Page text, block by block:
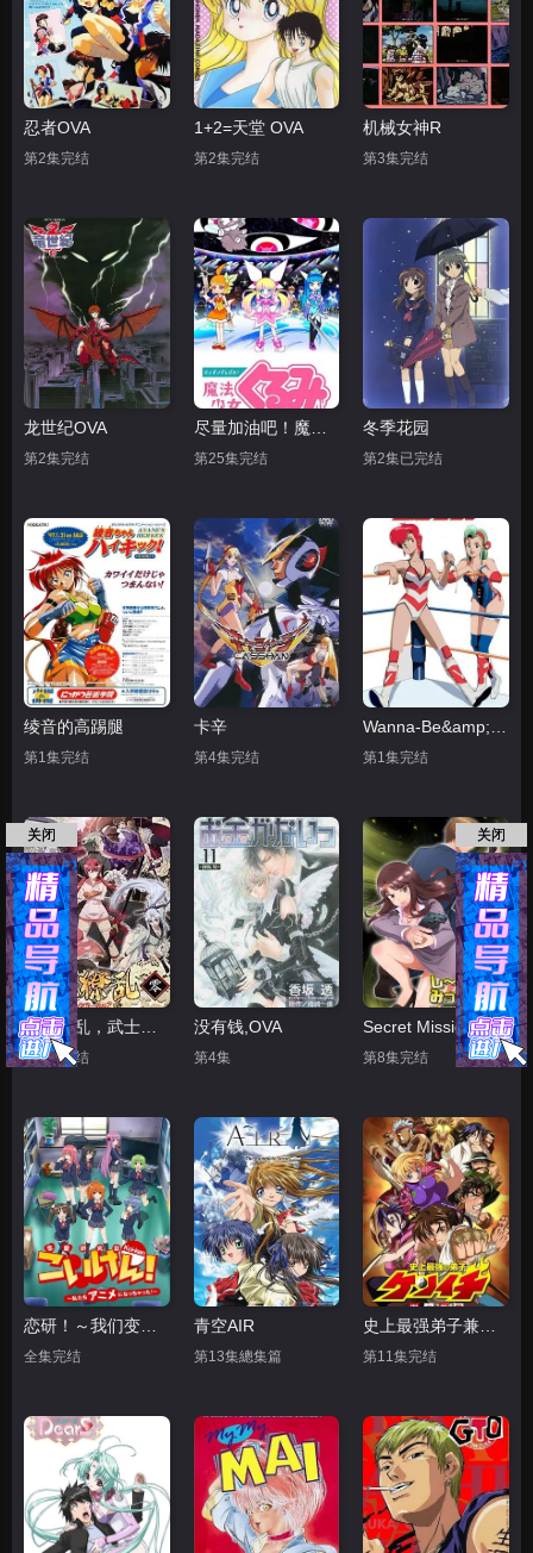
忍者OVA
第2集完结
1+2=天堂 OVA
第2集完结
机械女神R
第3集完结
龙世纪OVA
第2集完结 第25集完结
冬季花园
第2集已完结
绫音的高踢腿
第1集完结
卡辛
第4集完结 第1集完结
第2集完结
没有钱,OVA
第4集
Secret Mission潜入捜査官绝对不会输
第8集完结
全集完结
青空AIR
第13集總集篇 第11集完结
关闭 关闭